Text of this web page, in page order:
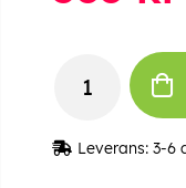
Leverans: 3-6